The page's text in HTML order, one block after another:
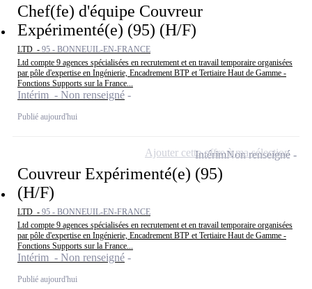
Chef(fe) d'équipe Couvreur
Expérimenté(e) (95) (H/F)
LTD - 95 - BONNEUIL-EN-FRANCE
Ltd compte 9 agences spécialisées en recrutement et en travail temporaire organisées
par pôle d'expertise en Ingénierie, Encadrement BTP et Tertiaire Haut de Gamme -
Fonctions Supports sur la France...
Intérim - Non renseigné
Publié aujourd'hui
Couvreur Expérimenté(e) (95)
(H/F)
LTD - 95 - BONNEUIL-EN-FRANCE
Ltd compte 9 agences spécialisées en recrutement et en travail temporaire organisées
par pôle d'expertise en Ingénierie, Encadrement BTP et Tertiaire Haut de Gamme -
Fonctions Supports sur la France...
Intérim - Non renseigné
Publié aujourd'hui
IntérimNon renseigné
Ajouter cette offre à ma sélection